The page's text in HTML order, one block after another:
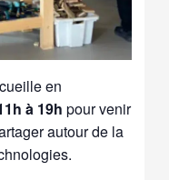
en
à 19h pour venir
autour de la